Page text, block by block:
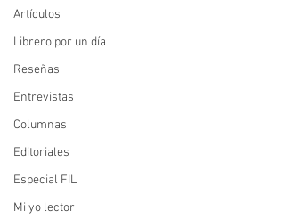
Artículos
Librero por un día
Reseñas
Entrevistas
Columnas
Editoriales
Especial FIL
Mi yo lector